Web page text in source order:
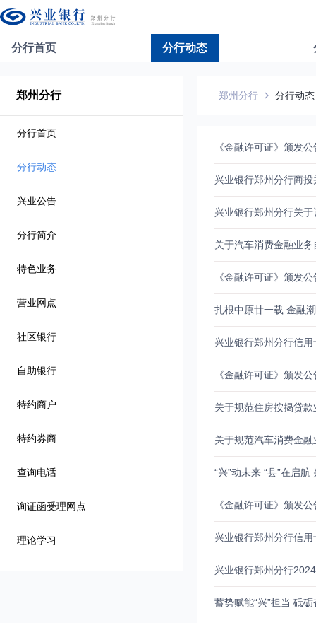
分行首页 分行动态
郑州分行
分行首页
分行动态
兴业公告
分行简介
特色业务
营业网点
社区银行
自助银行
特约商户
特约券商
查询电话
询证函受理网点
理论学习
郑州分行 分行动态
《金融许可证》颁发公
兴业银行郑州分行商投
兴业银行郑州分行关
关于汽车消费金融业
《金融许可证》颁发公
扎根中原廿一载 金融
兴业银行郑州分行信
《金融许可证》颁发公
关于规范住房按揭贷
关于规范汽车消费金
“兴”动未来 “县”在启
《金融许可证》颁发公
兴业银行郑州分行信
兴业银行郑州分行
蓄势赋能“兴”担当 砥砺